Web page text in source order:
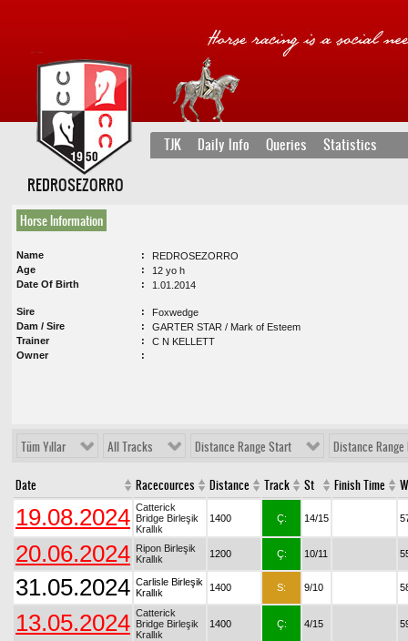
TJK Daily Info Queries Statistics
REDROSEZORRO
Horse Information
Name
REDROSEZORRO
Age
12 yo h
Date Of Birth
1.01.2014
Sire
Foxwedge
Dam / Sire
GARTER STAR / Mark of Esteem
Trainer
C N KELLETT
Owner
Tüm Yıllar All Tracks Distance Range Start Distance Range
Date Racecources Distance Track St Finish Time
19.08.2024 Catterick
Bridge Birleşik
Krallık
1400 Ç: 14/15
20.06.2024 Ripon Birleşik
Krallık
1200 Ç: 10/11
31.05.2024 Carlisle Birleşik
Krallık
1400 S: 9/10
13.05.2024 Catterick
Bridge Birleşik
Krallık
1400 Ç: 4/15